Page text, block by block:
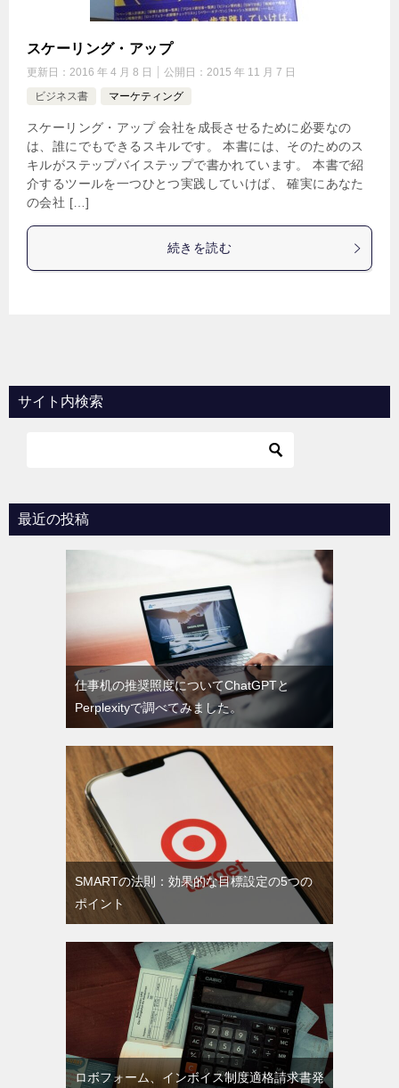
スケーリング・アップ
更新日： 2016 年 4 月 8 日 公開日： 2015 年 11 月 7 日
ビジネス書
マーケティング
スケーリング・アップ 会社を成長させるために必要なの
は、誰にでもできるスキルです。 本書には、そのためのス
キルがステップバイステップで書かれています。 本書で紹
介するツールを一つひとつ実践していけば、 確実にあなた
の会社 […]
続きを読む
サイト内検索
最近の投稿
仕事机の推奨照度についてChatGPTと
Perplexityで調べてみました。
SMARTの法則：効果的な目標設定の5つの
ポイント
ロボフォーム、インボイス制度適格請求書発